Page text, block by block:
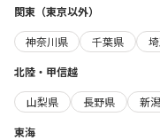
関東（東京以外）
神奈川県
千葉県
北陸・甲信越
山梨県
長野県 新
東海